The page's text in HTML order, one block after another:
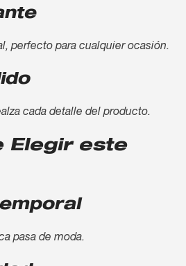
perfecto para cualquier ocasión.
cada detalle del producto.
Elegir este
pasa de moda.